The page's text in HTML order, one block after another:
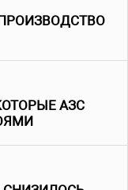
АЗС